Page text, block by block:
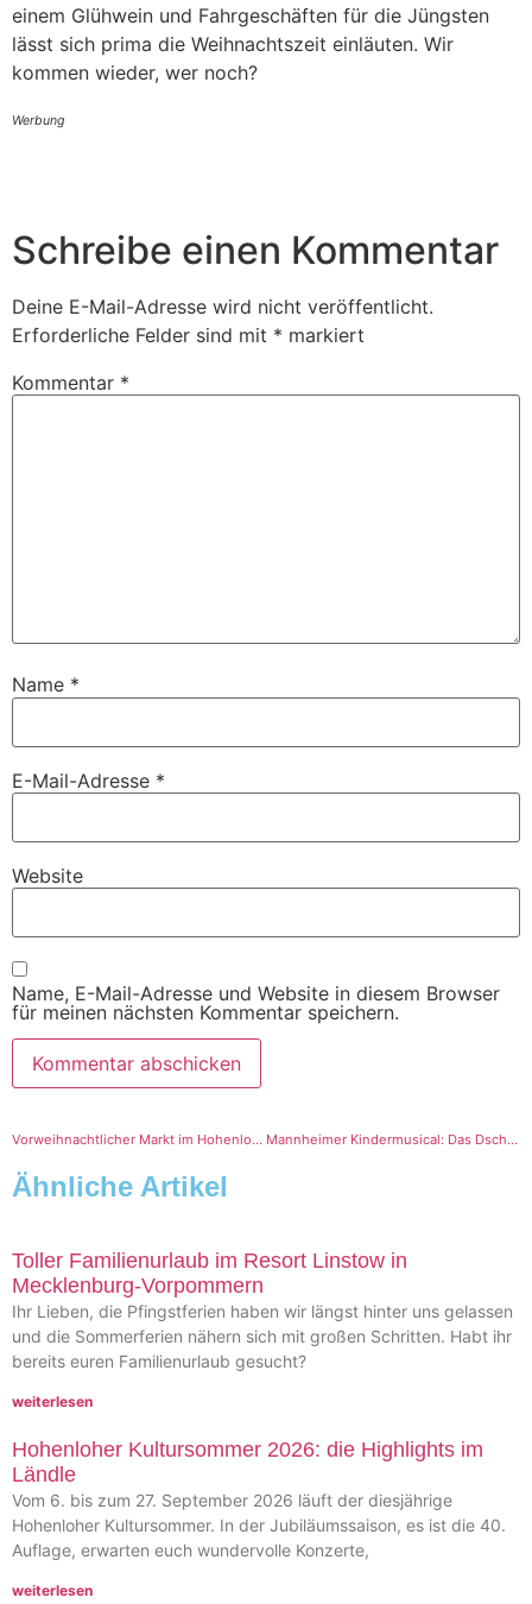
einem Glühwein und Fahrgeschäften für die Jüngsten
lässt sich prima die Weihnachtszeit einläuten. Wir
kommen wieder, wer noch?
Werbung
Schreibe einen Kommentar
Deine E-Mail-Adresse wird nicht veröffentlicht.
Erforderliche Felder sind mit * markiert
Kommentar *
Name *
E-Mail-Adresse *
Website
Name, E-Mail-Adresse und Website in diesem Browser
für meinen nächsten Kommentar speichern.
Vorweihnachtlicher Markt im Hohenloher Freilandmuseum Wackershofen Mannheimer Kindermusical: Das Dschungelbuch im Palazzo
Ähnliche Artikel
Toller Familienurlaub im Resort Linstow in
Mecklenburg-Vorpommern
Ihr Lieben, die Pfingstferien haben wir längst hinter uns gelassen
und die Sommerferien nähern sich mit großen Schritten. Habt ihr
bereits euren Familienurlaub gesucht?
weiterlesen
Hohenloher Kultursommer 2026: die Highlights im
Ländle
Vom 6. bis zum 27. September 2026 läuft der diesjährige
Hohenloher Kultursommer. In der Jubiläumssaison, es ist die 40.
Auflage, erwarten euch wundervolle Konzerte,
weiterlesen